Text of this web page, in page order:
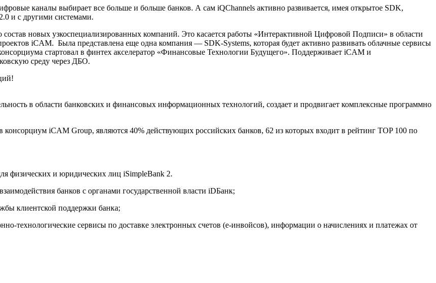
каналы выбирает все больше и больше банков. А сам iQChannels активно развивается, имея открытое SDK,
и с другими системами.
новых узкоспециализированных компаний. Это касается работы «Интерактивной Цифровой Подписи» в области
iCAM. Была представлена еще одна компания — SDK-Systems, которая будет активно развивать облачные сервисы
стартовал в финтех акселератор «Финансовые Технологии Будущего». Поддерживает iCAM и
среду через ДБО.
в области банковских и финансовых информационных технологий, создает и продвигает комплексные программно
iCAM Group, являются 40% действующих российских банков, 62 из которых входит в рейтинг TOP 100 по
физических и юридических лиц iSimpleBank 2.
банков с органами государственной власти iDБанк;
клиентской поддержки банка;
технологические сервисы по доставке электронных счетов (е-инвойсов), информации о начислениях и платежах от